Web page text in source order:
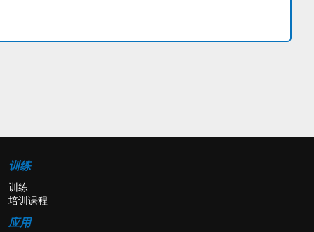
训练
训练
培训课程
应用